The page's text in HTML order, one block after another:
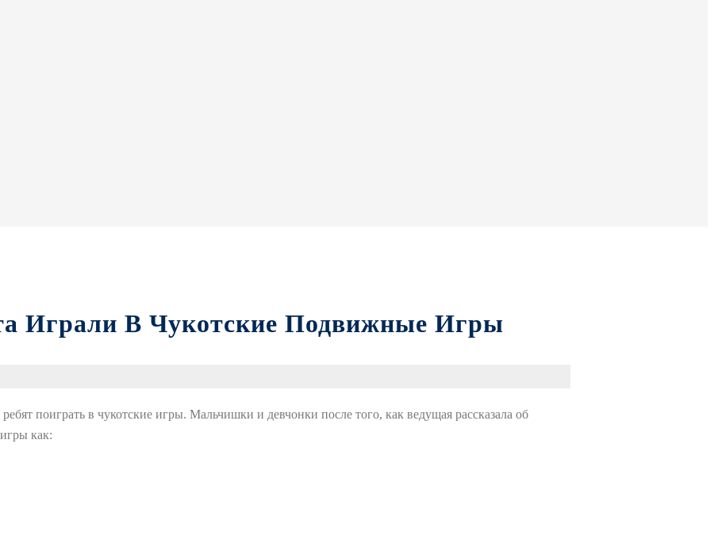
Играли В Чукотские Подвижные Игры
поиграть в чукотские игры. Мальчишки и девчонки после того, как ведущая рассказала об
как: